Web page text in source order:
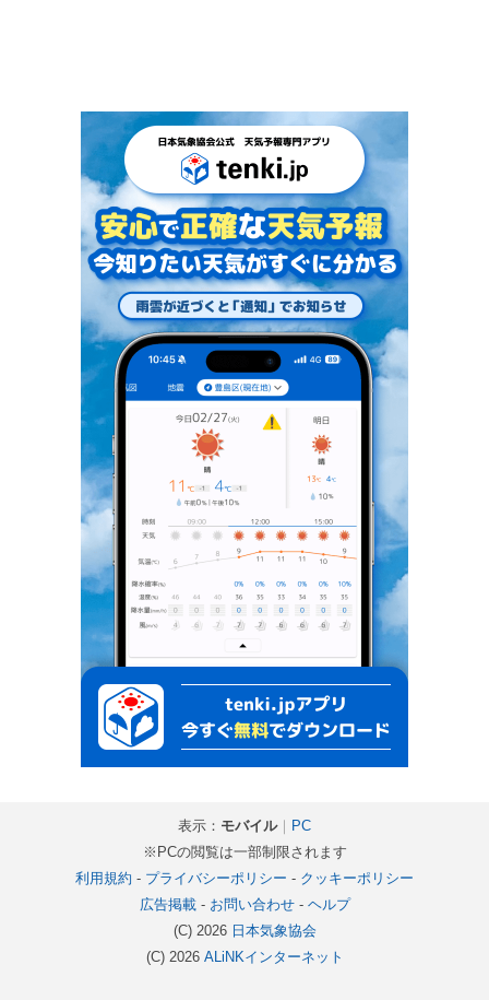
表示： モバイル｜ PC
※PCの閲覧は一部制限されます
利用規約 - プライバシーポリシー - クッキーポリシー
広告掲載- お問い合わせ- ヘルプ
(C) 2026 日本気象協会
(C) 2026 ALiNKインターネット